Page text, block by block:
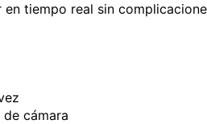
tiempo real sin
cámara